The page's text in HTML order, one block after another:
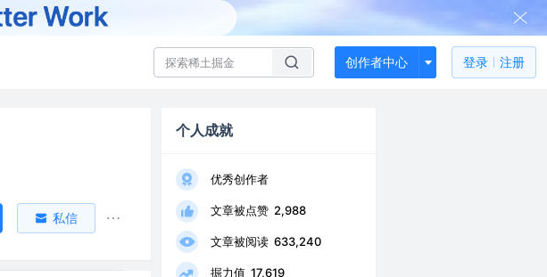
创作者中心 登录 注册
私信
个人成就
优秀创作者
文章被点赞 2,988
文章被阅读 633,240
掘力值 17,619